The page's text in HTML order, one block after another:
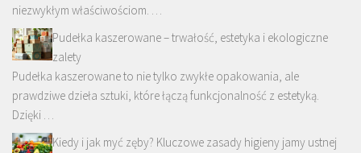
niezwykłym właściwościom. …
Pudełka kaszerowane – trwałość, estetyka i ekologiczne
zalety
Pudełka kaszerowane to nie tylko zwykłe opakowania, ale
prawdziwe dzieła sztuki, które łączą funkcjonalność z estetyką.
Dzięki …
Kiedy i jak myć zęby? Kluczowe zasady higieny jamy ustnej